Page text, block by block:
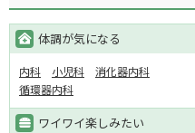
体調が気になる
内科 小児科
消化器内科
循環器内科
ワイワイ楽しみたい